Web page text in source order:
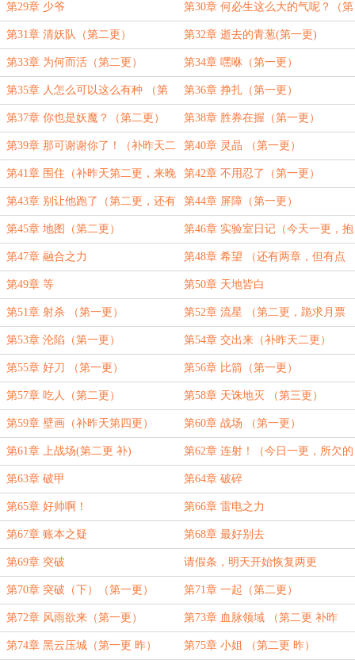
第29章 少爷 第30章 何必生这么大的气呢？（第
一章）
第31章 清妖队（第二更） 第32章 逝去的青葱(第一更)
第33章 为何而活（第二更） 第34章 嘿咻（第一更）
第35章 人怎么可以这么有种 （第
二更）
第36章 挣扎（第一更）
第37章 你也是妖魔？（第二更） 第38章 胜券在握（第一更）
第39章 那可谢谢你了！（补昨天二
更）
第40章 灵晶 （第一更）
第41章 围住（补昨天第二更，来晚
了，哭着求原谅！！）
第42章 不用忍了（第一更）
第43章 别让他跑了（第二更，还有
两更等会））
第44章 屏障（第一更）
第45章 地图（第二更） 第46章 实验室日记（今天一更，抱
歉了）
第47章 融合之力 第48章 希望 （还有两章，但有点
不满意，我重写一下。今天熬个夜）
第49章 等 第50章 天地皆白
第51章 射杀 （第一更） 第52章 流星 （第二更，跪求月票
砸脸！）
第53章 沦陷（第一更） 第54章 交出来（补昨天二更）
第55章 好刀 （第一更） 第56章 比箭（第一更）
第57章 吃人（第二更） 第58章 天诛地灭 （第三更）
第59章 壁画（补昨天第四更） 第60章 战场 （第一更）
第61章 上战场(第二更 补) 第62章 连射！（今日一更，所欠的
我慢慢补吧！）
第63章 破甲 第64章 破碎
第65章 好帅啊！ 第66章 雷电之力
第67章 账本之疑 第68章 最好别去
第69章 突破 请假条，明天开始恢复两更
第70章 突破（下）（第一更） 第71章 一起（第二更）
第72章 风雨欲来（第一更） 第73章 血脉领域 （第二更 补昨
天）
第74章 黑云压城（第一更 昨） 第75章 小姐 （第二更 昨）